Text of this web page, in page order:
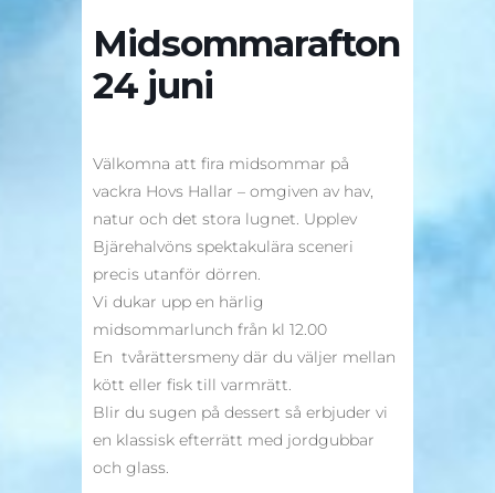
Midsommarafton
24 juni
Välkomna att fira midsommar på
vackra Hovs Hallar – omgiven av hav,
natur och det stora lugnet. Upplev
Bjärehalvöns spektakulära sceneri
precis utanför dörren.
Vi dukar upp en härlig
midsommarlunch från kl 12.00
En tvårättersmeny där du väljer mellan
kött eller fisk till varmrätt.
Blir du sugen på dessert så erbjuder vi
en klassisk efterrätt med jordgubbar
och glass.